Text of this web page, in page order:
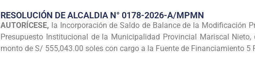
RESOLUCIÓN DE ALCALDIA N° 0178-2026-A/MPMN
AUTORÍCESE, la Incorporación de Saldo de Balance de la Modificación
Presupuesto Institucional de la Municipalidad Provincial Mariscal
monto de S/ 555,043.00 soles con cargo a la Fuente de Financiamiento